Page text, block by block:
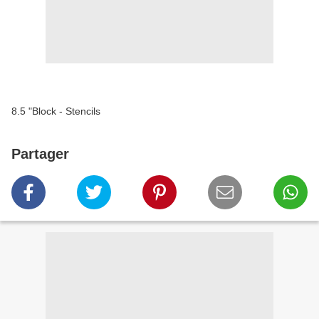
8.5 "Block - Stencils
Partager